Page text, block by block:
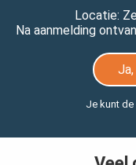
Locatie:
Na aanmelding
Je kunt